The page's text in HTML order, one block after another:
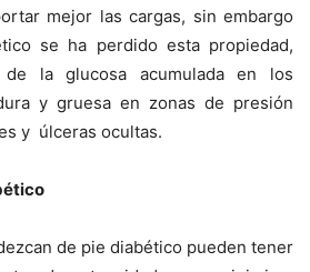
mejor las cargas, sin embargo
se ha perdido esta propiedad,
de la glucosa acumulada en los
y gruesa en zonas de presión
y úlceras ocultas.
de pie diabético pueden tener